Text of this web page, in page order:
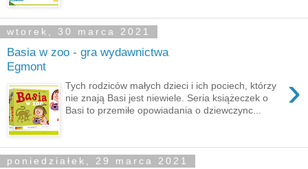
wtorek, 30 marca 2021
Basia w zoo - gra wydawnictwa
Egmont
›
Tych rodziców małych dzieci i ich pociech, którzy
nie znają Basi jest niewiele. Seria książeczek o
Basi to przemiłe opowiadania o dziewczync...
poniedziałek, 29 marca 2021